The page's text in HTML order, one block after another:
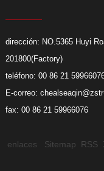
dirección: NO.5365 Huyi
201800(Factory)
teléfono: 00 86 21
E-correo:
fax: 00 86 21 59966076
enlaces Sitemap RSS